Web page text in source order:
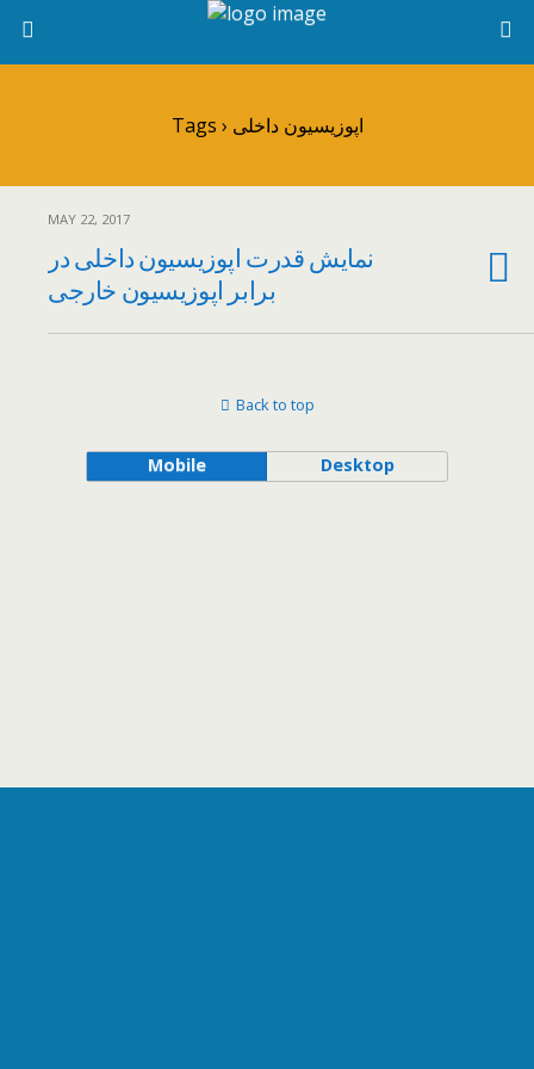
Tags › اپوزیسیون داخلی
MAY 22, 2017
نمایش قدرت اپوزیسیون داخلی در
برابر اپوزیسیون خارجی
Back to top
Mobile Desktop